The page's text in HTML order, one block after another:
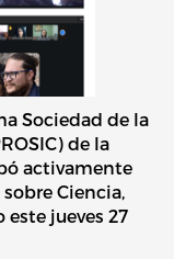
Sociedad de la
de la
activamente
Ciencia,
jueves 27